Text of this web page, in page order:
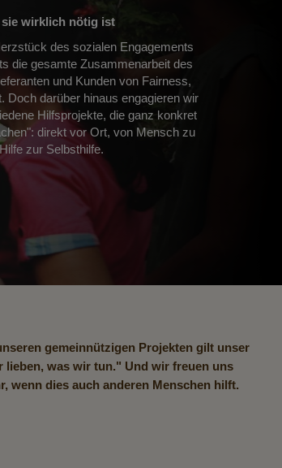
wirklich nötig ist
des sozialen Engagements
die gesamte Zusammenarbeit des
und Kunden von Fairness,
Doch darüber hinaus engagieren wir
Hilfsprojekte, die ganz konkret
direkt vor Ort, von Mensch zu
zur Selbsthilfe.
gemeinnützigen Projekten gilt unser
lieben, was wir tun." Und wir freuen uns
wenn dies auch anderen Menschen hilft.